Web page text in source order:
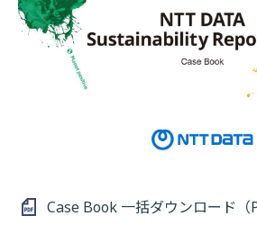
Case Book 一括ダウンロード（